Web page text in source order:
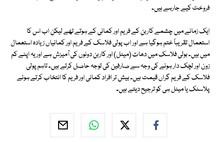
فروخت کیے جارہے ہیں۔
ایک زمانے میں چشمے کاربن کے فریم اور کمانی کے ہوتے تھے لیکن اب اس کا
استعمال تقریباً ختم ہوگیا ہے اور اب پولی فلاسک کے فریم اور کمانیاں زیادہ استعمال
میں ہیں۔ بولی فلاسک میں دھات (میٹل) اور کاربن دونوں کی آمیزش ہے اور یہ اپنے کم
زون اور لچک دار ہونے کی وجہ سے صارفین کی توجہ حاصل کرتے ہیں۔ تاہم پولی
فلاسک کے فریم گراں قیمت ہیں۔ بیش تر افراد کمانی اور فریم کا انتخاب کرتے ہوئے
پلاسٹک یا میٹل ہی کو ترجیح دیتے ہیں۔